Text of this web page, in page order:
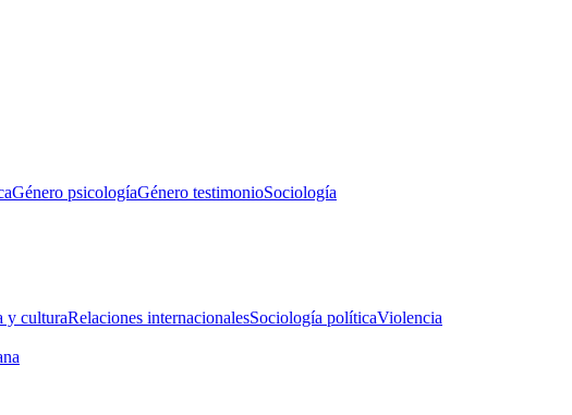
Género psicologíaGénero testimonioSociología
y culturaRelaciones internacionalesSociología políticaViolencia